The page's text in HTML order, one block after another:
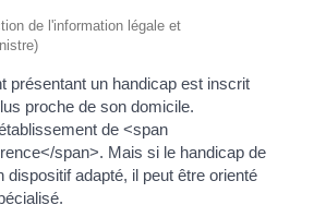
de l'information légale et
présentant un handicap est inscrit
proche de son domicile.
de <span
span>. Mais si le handicap de
adapté, il peut être orienté